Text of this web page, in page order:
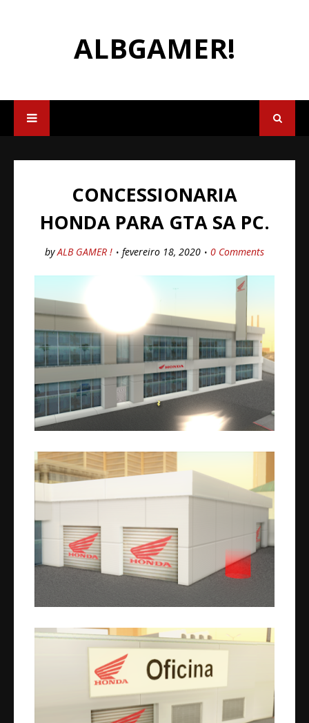
ALBGAMER!
CONCESSIONARIA
HONDA PARA GTA SA PC.
by ALB GAMER ! fevereiro 18, 2020 0 Comments